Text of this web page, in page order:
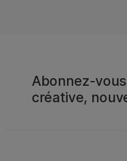
Abonnez-
créative,